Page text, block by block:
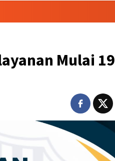
Mulai 19